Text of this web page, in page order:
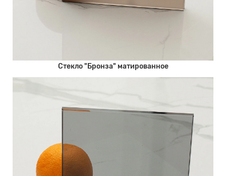
Стекло "Бронза" матированное